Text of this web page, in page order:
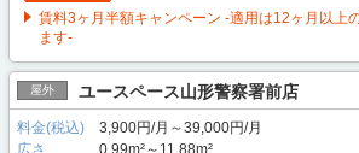
賃料3ヶ月半額キャンペーン -適用は12ヶ月以上
ます-
屋外 ユースペース山形警察署前店
料金(税込)
3,900円/月～39,000円/月
広さ
0.99m²～11.88m²